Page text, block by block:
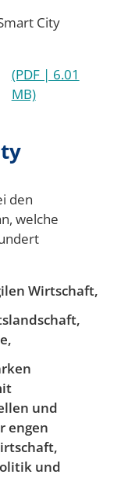
City
(PDF | 6.01
MB)
den
welche
Wirtschaft,
und
engen
und